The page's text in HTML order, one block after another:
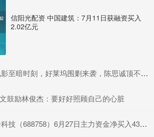
信阳光配资 中国建筑：7月11日获融资买入
2.02亿元
刻，好莱坞围剿来袭，陈思诚顶不住了_票房_恶意_无名之辈
鼓励林俊杰：要好好照顾自己的心脏
（688758）6月27日主力资金净买入434.99万元